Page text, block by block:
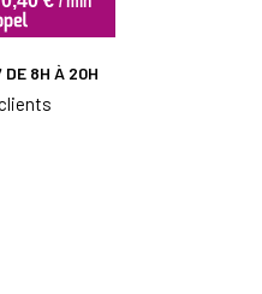
DE 8H À 20H